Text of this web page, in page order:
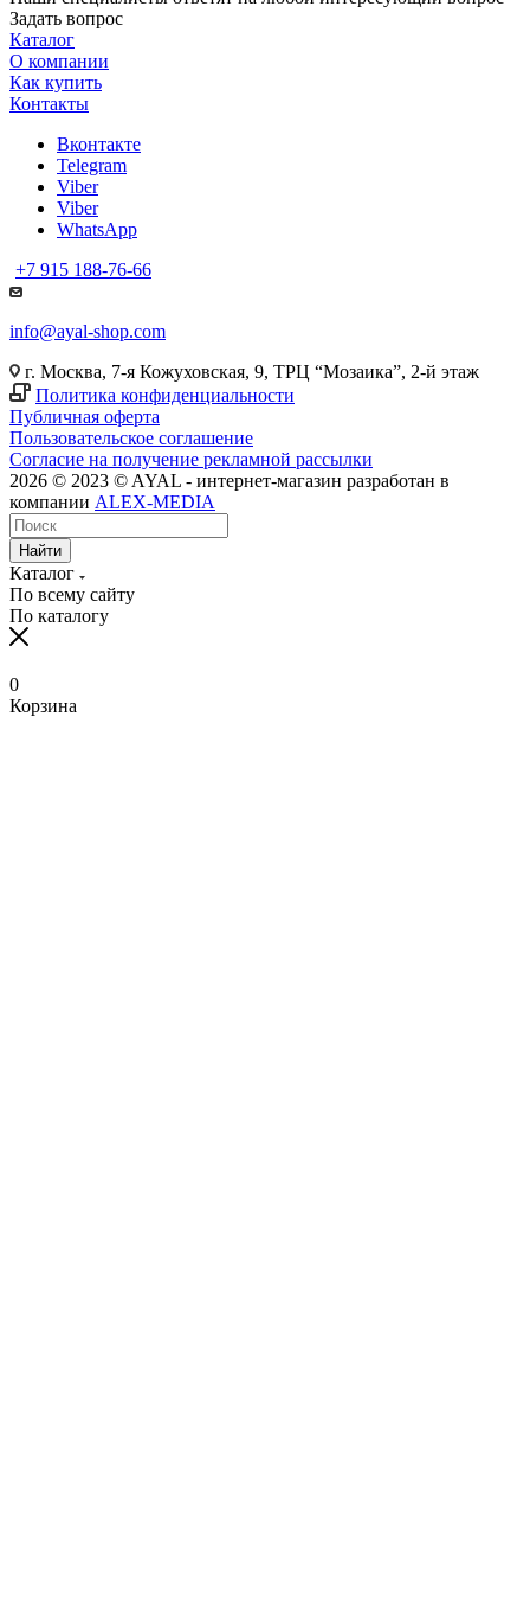
Задать вопрос
Каталог
О компании
Как купить
Контакты
Вконтакте
Telegram
Viber
Viber
WhatsApp
+7 915 188-76-66
info@ayal-shop.com
г. Москва, 7-я Кожуховская, 9, ТРЦ “Мозаика”, 2-й этаж
Политика конфиденциальности
Публичная оферта
Пользовательское соглашение
Согласие на получение рекламной рассылки
2026 © 2023 © AYAL - интернет-магазин разработан в
компании ALEX-MEDIA
Найти
Каталог
По всему сайту
По каталогу
0
Корзина